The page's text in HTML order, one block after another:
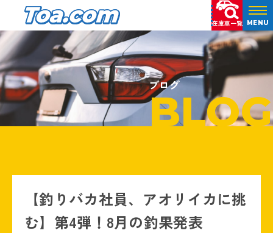
在庫車一覧 MENU
ブログ
BLOG
【釣りバカ社員、アオリイカに挑
む】第4弾！8月の釣果発表